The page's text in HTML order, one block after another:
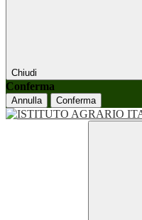
Chiudi
Conferma
Annulla Conferma